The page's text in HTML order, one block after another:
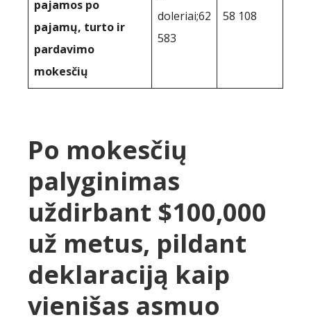
pajamos po
pajamų, turto ir
pardavimo
mokesčių
doleriai;62
583
58 108
Po mokesčių
palyginimas
uždirbant $100,000
už metus, pildant
deklaraciją kaip
vienišas asmuo